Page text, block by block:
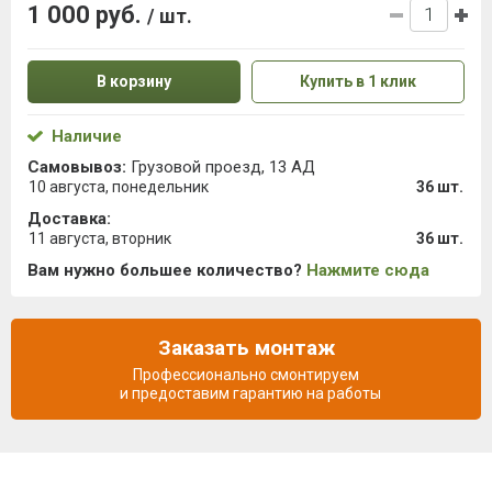
1 000 руб. / шт.
В корзину Купить в 1 клик
Наличие
Самовывоз: Грузовой проезд, 13 АД
10 августа, понедельник 36 шт.
Доставка:
11 августа, вторник 36 шт.
Вам нужно большее количество? Нажмите сюда
Заказать монтаж
Профессионально смонтируем
и предоставим гарантию на работы